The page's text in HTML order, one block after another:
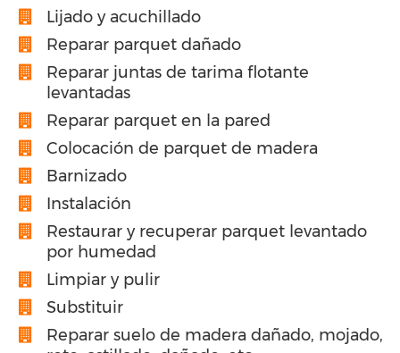
Lijado y acuchillado
Reparar parquet dañado
Reparar juntas de tarima flotante
levantadas
Reparar parquet en la pared
Colocación de parquet de madera
Barnizado
Instalación
Restaurar y recuperar parquet levantado
por humedad
Limpiar y pulir
Substituir
Reparar suelo de madera dañado, mojado,